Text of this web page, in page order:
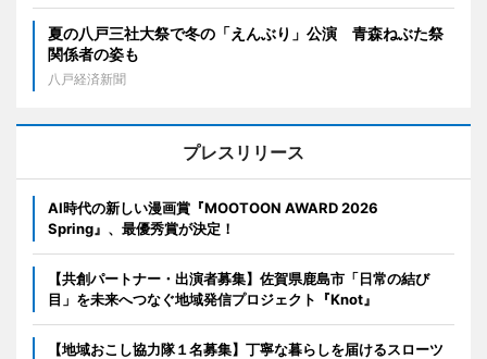
夏の八戸三社大祭で冬の「えんぶり」公演 青森ねぶた祭
関係者の姿も
八戸経済新聞
プレスリリース
AI時代の新しい漫画賞『MOOTOON AWARD 2026
Spring』、最優秀賞が決定！
【共創パートナー・出演者募集】佐賀県鹿島市「日常の結び
目」を未来へつなぐ地域発信プロジェクト『Knot』
【地域おこし協力隊１名募集】丁寧な暮らしを届けるスローツ